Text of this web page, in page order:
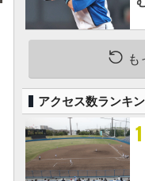
も
アクセス数ランキ
1